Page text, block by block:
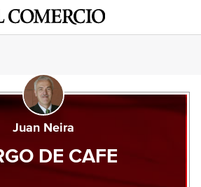
Juan Neira
DE CAFE